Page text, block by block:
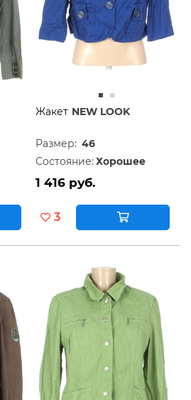
Жакет NEW LOOK
Размер: 46
Состояние: Хорошее
1 416 руб.
3